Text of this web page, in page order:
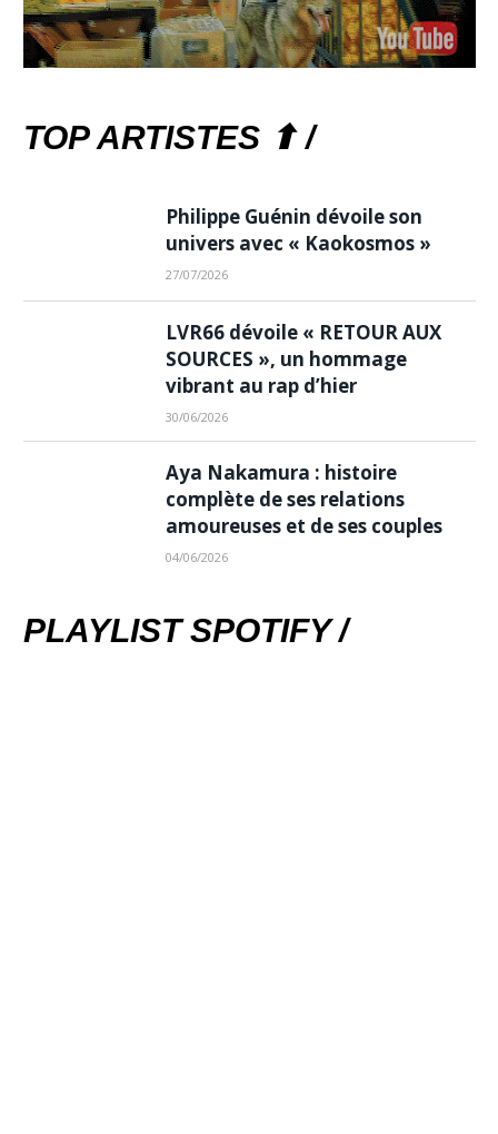
TOP ARTISTES ⬆ /
Philippe Guénin dévoile son
univers avec « Kaokosmos »
27/07/2026
LVR66 dévoile « RETOUR AUX
SOURCES », un hommage
vibrant au rap d’hier
30/06/2026
Aya Nakamura : histoire
complète de ses relations
amoureuses et de ses couples
04/06/2026
PLAYLIST SPOTIFY /